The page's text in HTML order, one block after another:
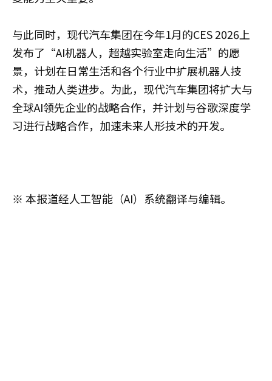
与此同时，现代汽车集团在今年1月的CES 2026上
发布了“AI机器人，超越实验室走向生活”的愿
景，计划在日常生活和各个行业中扩展机器人技
术，推动人类进步。为此，现代汽车集团将扩大与
全球AI领先企业的战略合作，并计划与谷歌深度学
习进行战略合作，加速未来人形技术的开发。
※ 本报道经人工智能（AI）系统翻译与编辑。